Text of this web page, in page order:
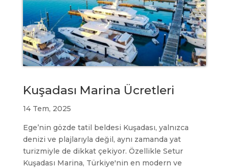
Kuşadası Marina Ücretleri
14 Tem, 2025
Ege’nin gözde tatil beldesi Kuşadası, yalnızca
denizi ve plajlarıyla değil, aynı zamanda yat
turizmiyle de dikkat çekiyor. Özellikle Setur
Kuşadası Marina, Türkiye'nin en modern ve